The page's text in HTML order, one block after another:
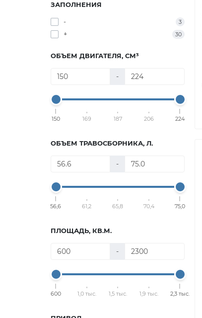
ЗАПОЛНЕНИЯ
- 3
+ 30
ОБЪЕМ ДВИГАТЕЛЯ, СМ³
-
150 169 187 206 224
ОБЪЕМ ТРАВОСБОРНИКА, Л.
-
56,6 61,2 65,8 70,4 75,0
ПЛОЩАДЬ, КВ.М.
-
600 1,0 тыс. 1,5 тыс. 1,9 тыс. 2,3 тыс.